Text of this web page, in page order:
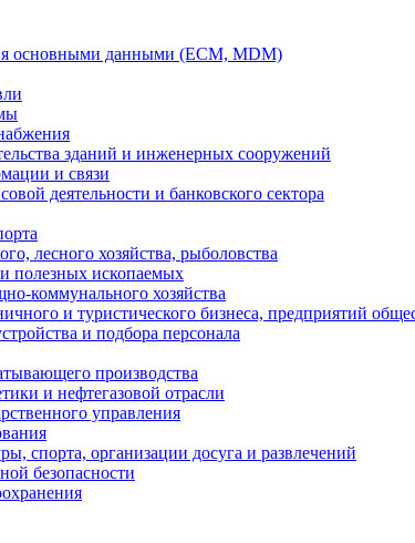
основными данными (ECM, MDM)
зданий и инженерных сооружений
и связи
деятельности и банковского сектора
лесного хозяйства, рыболовства
полезных ископаемых
коммунального хозяйства
и туристического бизнеса, предприятий
и подбора персонала
производства
и нефтегазовой отрасли
управления
спорта, организации досуга и развлечений
безопасности